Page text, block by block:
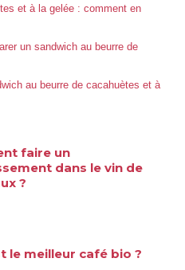
et à la gelée : comment en
un sandwich au beurre de
au beurre de cacahuètes et à
faire un
dans le vin de
?
le meilleur café bio ?